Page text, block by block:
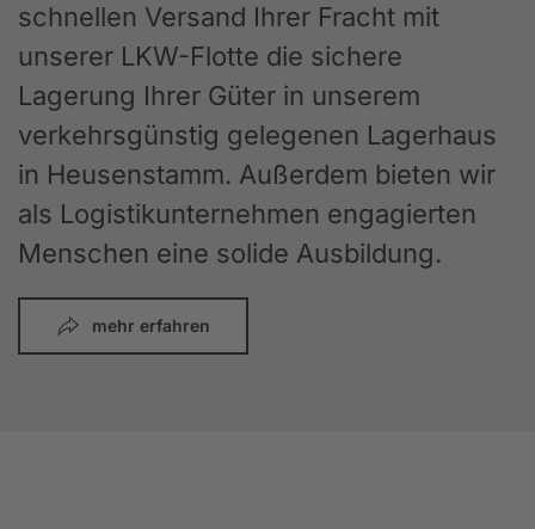
schnellen Versand Ihrer Fracht mit
unserer LKW-Flotte die sichere
Lagerung Ihrer Güter in unserem
verkehrsgünstig gelegenen Lagerhaus
in Heusenstamm. Außerdem bieten wir
als Logistikunternehmen engagierten
Menschen eine solide Ausbildung.
mehr erfahren